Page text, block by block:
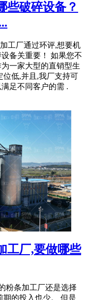
些破碎设备？
工厂通过环评,想要机
备关重要！ 如果您不
一家大型的直销型生
位低,并且,我厂支持可
足不同客户的需 .
工厂,要做哪些
粉条加工厂还是选择
期的投入也少。 但是